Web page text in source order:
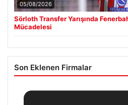
05/08/2026
Sörloth Transfer Yarışında
Mücadelesi
Son Eklenen Firmalar